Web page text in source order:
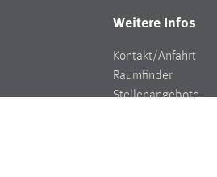
Weitere Infos
Kontakt/Anfahrt
Raumfinder
Stellenangebote